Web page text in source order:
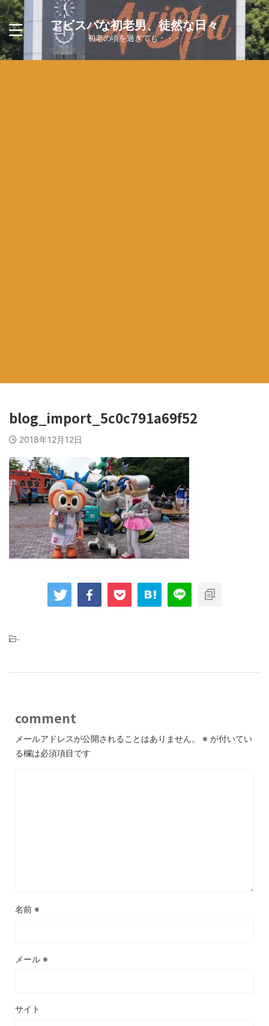
アビスパな初老男、徒然な日々
初老の頃を過ぎても・・・
blog_import_5c0c791a69f52
2018年12月12日
-
comment
メールアドレスが公開されることはありません。 ※ が付いてい
る欄は必須項目です
名前 ※
メール ※
サイト